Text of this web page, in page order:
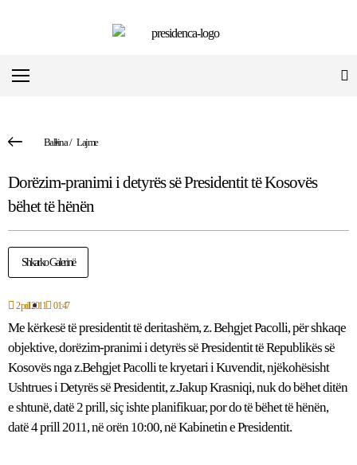
Ballina/ Lajme
Dorëzim-pranimi i detyrës së Presidentit të Kosovës
bëhet të hënën
Shkarko Galerinë
2 prill 2011 01:47
Me kërkesë të presidentit të deritashëm, z. Behgjet Pacolli, për shkaqe
objektive, dorëzim-pranimi i detyrës së Presidentit të Republikës së
Kosovës nga z.Behgjet Pacolli te kryetari i Kuvendit, njëkohësisht
Ushtrues i Detyrës së Presidentit, z.Jakup Krasniqi, nuk do bëhet ditën
e shtunë, datë 2 prill, siç ishte planifikuar, por do të bëhet të hënën,
datë 4 prill 2011, në orën 10:00, në Kabinetin e Presidentit.